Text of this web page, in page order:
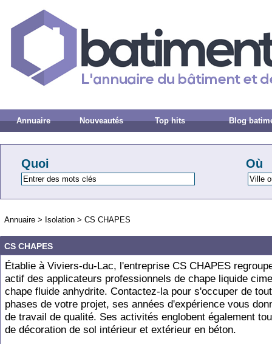
Annuaire Nouveautés Top hits Blog
Quoi Où
Annuaire > Isolation > CS CHAPES
CS CHAPES
Établie à Viviers-du-Lac, l'entreprise CS CHAPES
actif des applicateurs professionnels de chape liquide
chape fluide anhydrite. Contactez-la pour s'occuper de
phases de votre projet, ses années d'expérience vous
de travail de qualité. Ses activités englobent également
de décoration de sol intérieur et extérieur en béton.